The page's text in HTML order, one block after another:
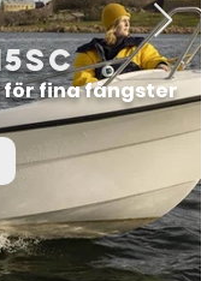
för fina fångster